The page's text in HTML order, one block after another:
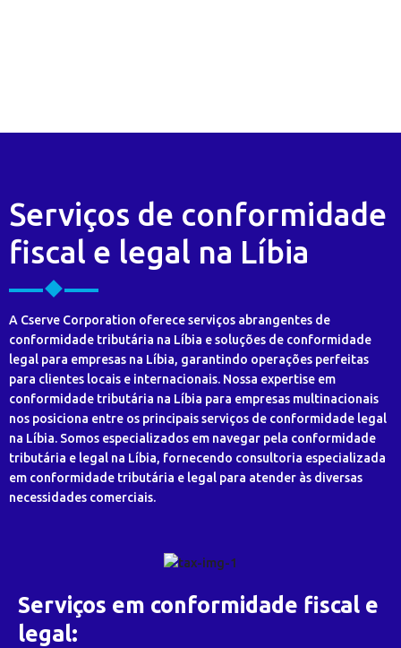
Serviços de conformidade
fiscal e legal na Líbia
A Cserve Corporation oferece serviços abrangentes de
conformidade tributária na Líbia e soluções de conformidade
legal para empresas na Líbia, garantindo operações perfeitas
para clientes locais e internacionais. Nossa expertise em
conformidade tributária na Líbia para empresas multinacionais
nos posiciona entre os principais serviços de conformidade legal
na Líbia. Somos especializados em navegar pela conformidade
tributária e legal na Líbia, fornecendo consultoria especializada
em conformidade tributária e legal para atender às diversas
necessidades comerciais.
Serviços em conformidade fiscal e
legal: